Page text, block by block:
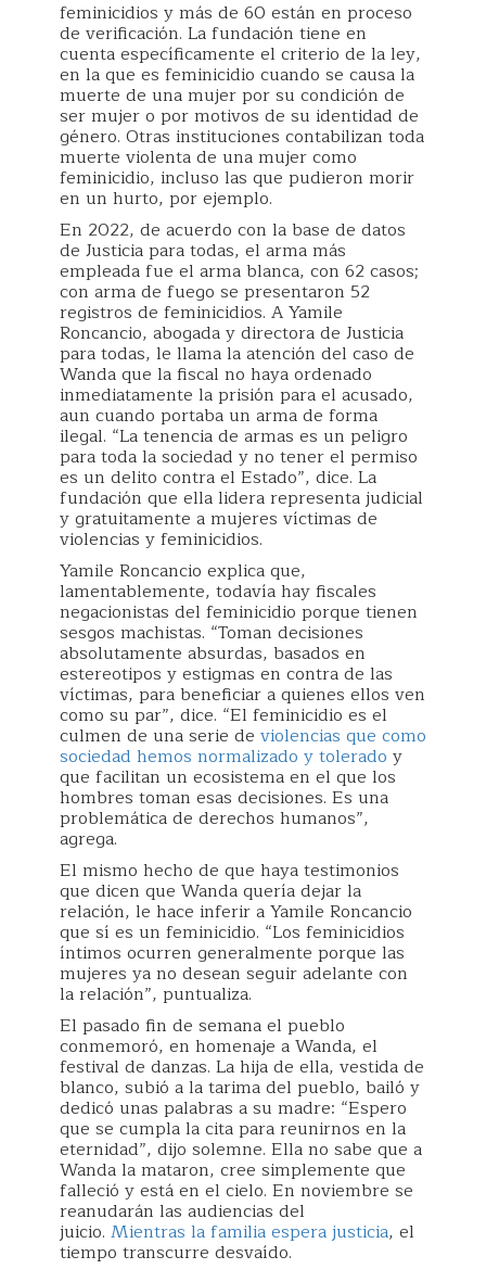
feminicidios y más de 60 están en proceso
de verificación. La fundación tiene en
cuenta específicamente el criterio de la ley,
en la que es feminicidio cuando se causa la
muerte de una mujer por su condición de
ser mujer o por motivos de su identidad de
género. Otras instituciones contabilizan toda
muerte violenta de una mujer como
feminicidio, incluso las que pudieron morir
en un hurto, por ejemplo.
En 2022, de acuerdo con la base de datos
de Justicia para todas, el arma más
empleada fue el arma blanca, con 62 casos;
con arma de fuego se presentaron 52
registros de feminicidios. A Yamile
Roncancio, abogada y directora de Justicia
para todas, le llama la atención del caso de
Wanda que la fiscal no haya ordenado
inmediatamente la prisión para el acusado,
aun cuando portaba un arma de forma
ilegal. “La tenencia de armas es un peligro
para toda la sociedad y no tener el permiso
es un delito contra el Estado”, dice. La
fundación que ella lidera representa judicial
y gratuitamente a mujeres víctimas de
violencias y feminicidios.
Yamile Roncancio explica que,
lamentablemente, todavía hay fiscales
negacionistas del feminicidio porque tienen
sesgos machistas. “Toman decisiones
absolutamente absurdas, basados en
estereotipos y estigmas en contra de las
víctimas, para beneficiar a quienes ellos ven
como su par”, dice. “El feminicidio es el
culmen de una serie de violencias que como
sociedad hemos normalizado y tolerado y
que facilitan un ecosistema en el que los
hombres toman esas decisiones. Es una
problemática de derechos humanos”,
agrega.
El mismo hecho de que haya testimonios
que dicen que Wanda quería dejar la
relación, le hace inferir a Yamile Roncancio
que sí es un feminicidio. “Los feminicidios
íntimos ocurren generalmente porque las
mujeres ya no desean seguir adelante con
la relación”, puntualiza.
El pasado fin de semana el pueblo
conmemoró, en homenaje a Wanda, el
festival de danzas. La hija de ella, vestida de
blanco, subió a la tarima del pueblo, bailó y
dedicó unas palabras a su madre: “Espero
que se cumpla la cita para reunirnos en la
eternidad”, dijo solemne. Ella no sabe que a
Wanda la mataron, cree simplemente que
falleció y está en el cielo. En noviembre se
reanudarán las audiencias del
juicio. Mientras la familia espera justicia, el
tiempo transcurre desvaído.